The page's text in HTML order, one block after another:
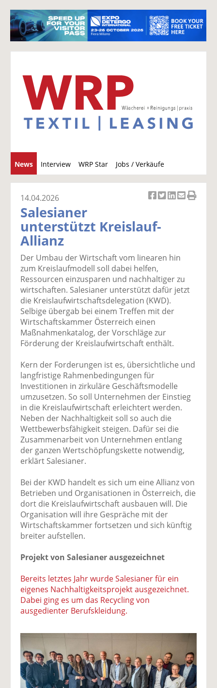
News Interview WRP Star Jobs / Verkäufe
u
c
k
uf
F
ac
e
b
o
o
k
te
e
n
k
wi
tt
er
n
uf
n
k
e
di
il
n
er
m
ai
e
n
14.04.2026
Salesianer
unterstützt Kreislauf-
Allianz
Der Umbau der Wirtschaft vom linearen hin
zum Kreislaufmodell soll dabei helfen,
Ressourcen einzusparen und nachhaltiger zu
wirtschaften. Salesianer unterstützt dafür jetzt
die Kreislaufwirtschaftsdelegation (KWD).
Selbige übergab bei einem Treffen mit der
Wirtschaftskammer Österreich einen
Maßnahmenkatalog, der Vorschläge zur
Förderung der Kreislaufwirtschaft enthält.
Kern der Forderungen ist es, übersichtliche und
langfristige Rahmenbedingungen für
Investitionen in zirkuläre Geschäftsmodelle
umzusetzen. So soll Unternehmen der Einstieg
in die Kreislaufwirtschaft erleichtert werden.
Neben der Nachhaltigkeit soll so auch die
Wettbewerbsfähigkeit steigen. Dafür sei die
Zusammenarbeit von Unternehmen entlang
der ganzen Wertschöpfungskette notwendig,
erklärt Salesianer.
Bei der KWD handelt es sich um eine Allianz von
Betrieben und Organisationen in Österreich, die
dort die Kreislaufwirtschaft ausbauen will. Die
Organisation will ihre Gespräche mit der
Wirtschaftskammer fortsetzen und sich künftig
breiter aufstellen.
Projekt von Salesianer ausgezeichnet
Bereits letztes Jahr wurde Salesianer für ein
eigenes Nachhaltigkeitsprojekt ausgezeichnet.
Dabei ging es um das Recycling von
ausgedienter Berufskleidung.